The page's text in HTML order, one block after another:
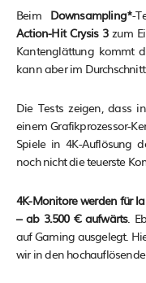
Beim Downsampling*-
Action-Hit Crysis 3zum
Kantenglättung kommt
kann aber im Durchschnitt
Die Tests zeigen, dass
einem Grafikprozessor-
Spiele in 4K-Auflösung
noch nicht die teuerste
4K-Monitore werden für
– ab 3.500 € aufwärts.
auf Gaming ausgelegt.
wir in den